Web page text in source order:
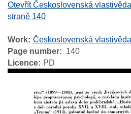
Otevřít Československá
straně 140
Work Československá
Page number
140
Licence
PD